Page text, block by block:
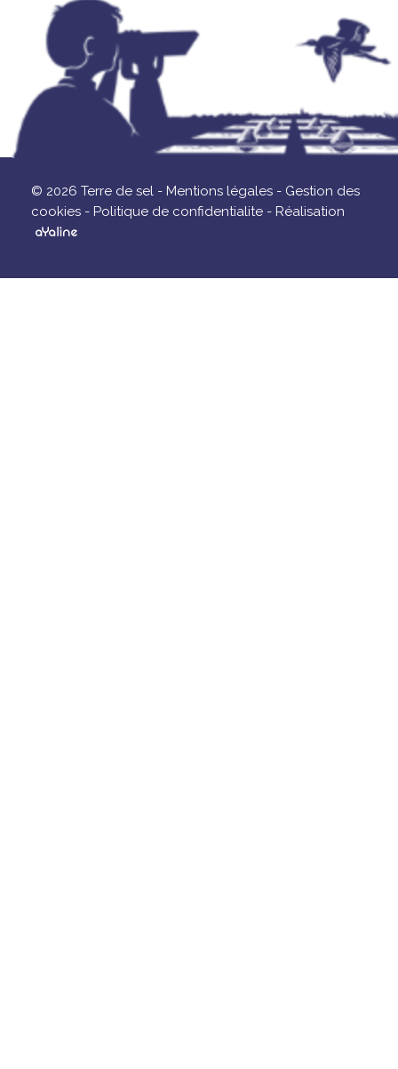
© 2026 Terre de sel - Mentions légales - Gestion des
cookies - Politique de confidentialite - Réalisation